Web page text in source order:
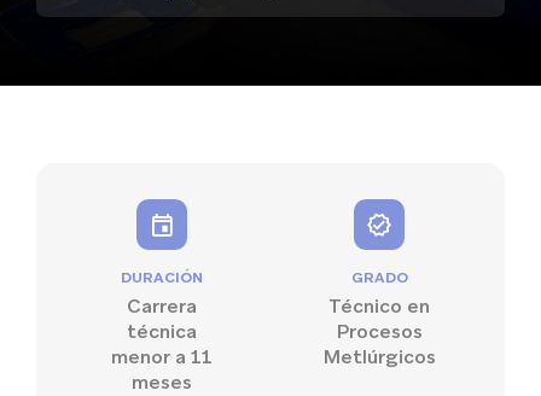
DURACIÓN
Carrera
técnica
menor a 11
meses
GRADO
Técnico en
Procesos
Metlúrgicos